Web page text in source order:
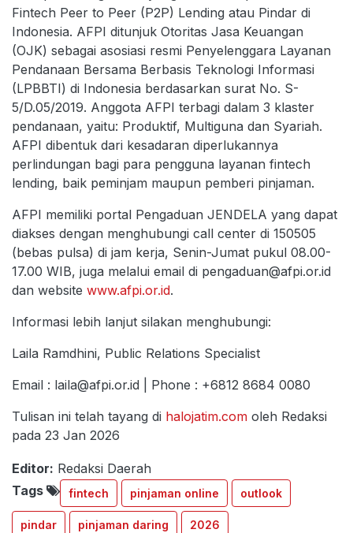
Fintech Peer to Peer (P2P) Lending atau Pindar di
Indonesia. AFPI ditunjuk Otoritas Jasa Keuangan
(OJK) sebagai asosiasi resmi Penyelenggara Layanan
Pendanaan Bersama Berbasis Teknologi Informasi
(LPBBTI) di Indonesia berdasarkan surat No. S-
5/D.05/2019. Anggota AFPI terbagi dalam 3 klaster
pendanaan, yaitu: Produktif, Multiguna dan Syariah.
AFPI dibentuk dari kesadaran diperlukannya
perlindungan bagi para pengguna layanan fintech
lending, baik peminjam maupun pemberi pinjaman.
AFPI memiliki portal Pengaduan JENDELA yang dapat
diakses dengan menghubungi call center di 150505
(bebas pulsa) di jam kerja, Senin-Jumat pukul 08.00-
17.00 WIB, juga melalui email di pengaduan@afpi.or.id
dan website www.afpi.or.id.
Informasi lebih lanjut silakan menghubungi:
Laila Ramdhini, Public Relations Specialist
Email : laila@afpi.or.id | Phone : +6812 8684 0080
Tulisan ini telah tayang di halojatim.com oleh Redaksi
pada 23 Jan 2026
Editor: Redaksi Daerah
Tags
fintech pinjaman online outlook
pindar pinjaman daring 2026